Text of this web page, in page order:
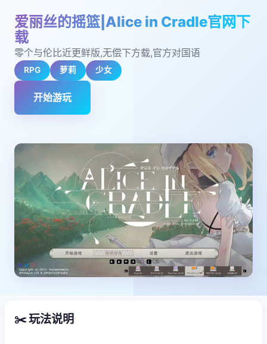
爱丽丝的摇篮|Alice in Cradle官网下
载
零个与伦比近更鲜版,无偿下方载,官方对国语
RPG 萝莉 少女
开始游玩
✂️ 玩法说明